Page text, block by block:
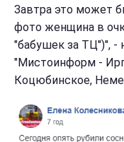
Завтра это может
фото женщина в
"бабушек за ТЦ")", -
"Мистоинформ -
Коцюбинское,